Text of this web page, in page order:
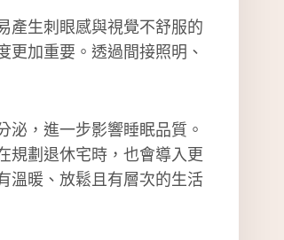
產生刺眼感與視覺不舒服的
加重要。透過間接照明、
，進一步影響睡眠品質。
規劃退休宅時，也會導入更
溫暖、放鬆且有層次的生活